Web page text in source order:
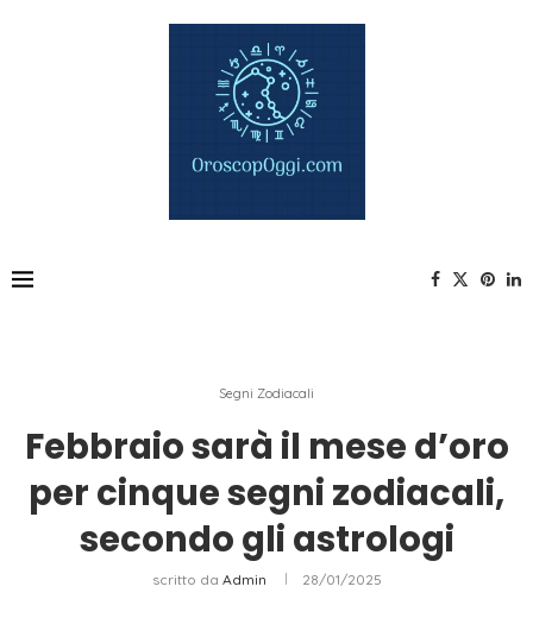
Segni Zodiacali
Febbraio sarà il mese d’oro
per cinque segni zodiacali,
secondo gli astrologi
scritto da Admin 28/01/2025